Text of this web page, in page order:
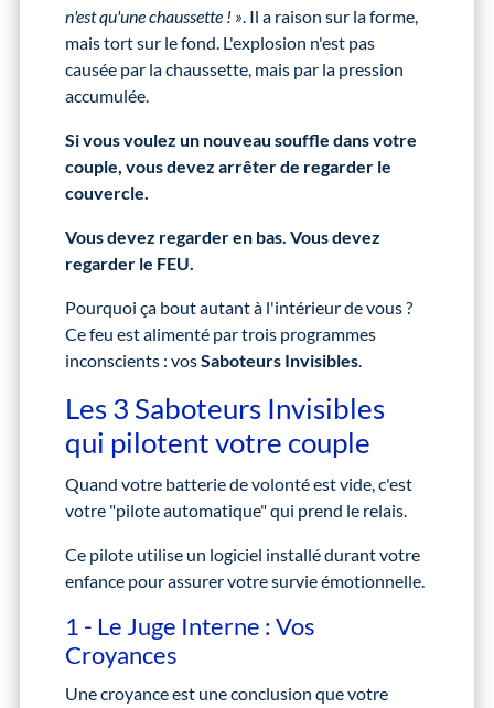
n'est qu'une chaussette ! ». Il a raison sur la forme,
mais tort sur le fond. L'explosion n'est pas
causée par la chaussette, mais par la pression
accumulée.
Si vous voulez un nouveau souffle dans votre
couple, vous devez arrêter de regarder le
couvercle.
Vous devez regarder en bas. Vous devez
regarder le FEU.
Pourquoi ça bout autant à l'intérieur de vous ?
Ce feu est alimenté par trois programmes
inconscients : vosSaboteurs Invisibles.
Les 3 Saboteurs Invisibles
qui pilotent votre couple
Quand votre batterie de volonté est vide, c'est
votre "pilote automatique" qui prend le relais.
Ce pilote utilise un logiciel installé durant votre
enfance pour assurer votre survie émotionnelle.
1 - Le Juge Interne : Vos
Croyances
Une croyance est une conclusion que votre